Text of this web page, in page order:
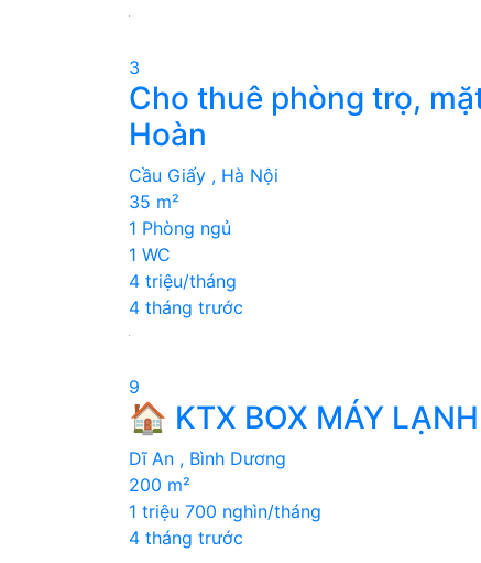
3
Cho thuê phòng trọ,
Hoàn
Cầu Giấy , Hà Nội
35 m²
1 Phòng ngủ
1 WC
4 triệu/tháng
4 tháng trước
9
🏠 KTX BOX MÁY
Dĩ An , Bình Dương
200 m²
1 triệu 700 nghìn/tháng
4 tháng trước